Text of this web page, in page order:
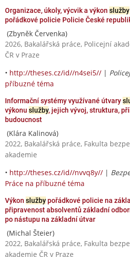
Organizace, úkoly, výcvik a výkon služby
pořádkové policie Policie České
(Zbyněk Červenka)
2026, Bakalářská práce, Policejní
ČR v Praze
• http://theses.cz/id//n4sei5// |
příbuzné téma
Informační systémy využívané útvary
výkonu služby, jejich vývoj, struktura,
budoucnost
(Klára Kalinová)
2022, Bakalářská práce, Fakulta
akademie
• http://theses.cz/id//nvvq8y// |
Práce na příbuzné téma
Výkon službypořádkové policie na
připravenost absolventů základní
po nástupu na základní útvar
(Michal Šteier)
2022, Bakalářská práce, Fakulta
akademie ČR v Praze